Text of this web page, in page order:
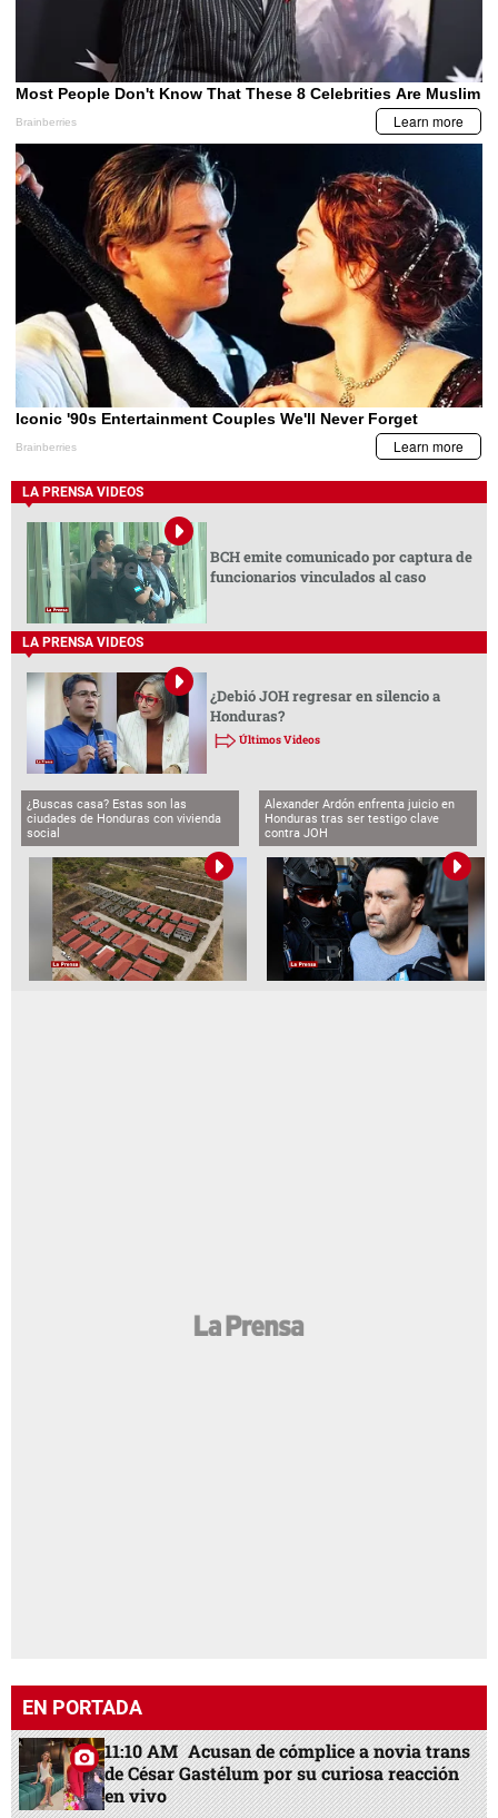
LA PRENSA VIDEOS
BCH emite comunicado por captura de
funcionarios vinculados al caso
LA PRENSA VIDEOS
¿Debió JOH regresar en silencio a
Honduras?
Últimos Videos
¿Buscas casa? Estas son las
ciudades de Honduras con vivienda
social
Alexander Ardón enfrenta juicio en
Honduras tras ser testigo clave
contra JOH
EN PORTADA
11:10 AM Acusan de cómplice a novia trans
de César Gastélum por su curiosa reacción
en vivo